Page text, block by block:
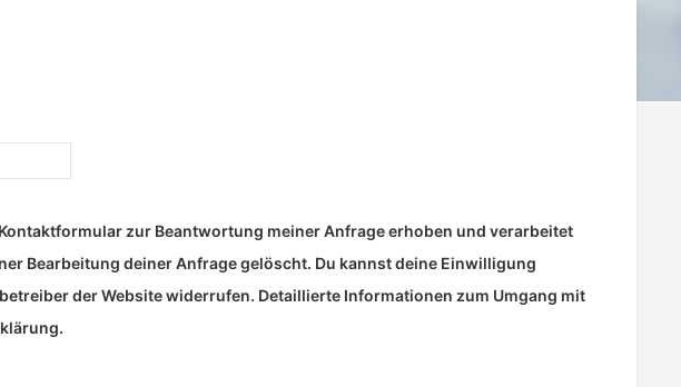
zur Beantwortung meiner Anfrage erhoben und verarbeitet
Bearbeitung deiner Anfrage gelöscht. Du kannst deine Einwilligung
der Website widerrufen. Detaillierte Informationen zum Umgang mit